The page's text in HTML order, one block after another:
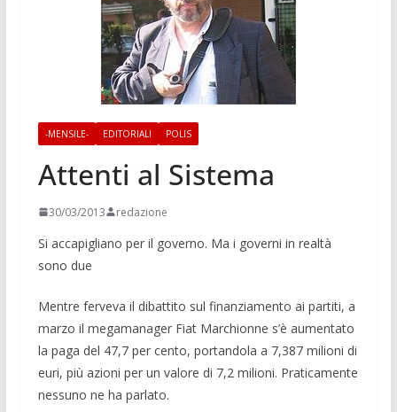
-MENSILE- EDITORIALI POLIS
Attenti al Sistema
30/03/2013 redazione
Si accapigliano per il governo. Ma i governi in realtà
sono due
Mentre ferveva il dibattito sul finanzia­mento ai partiti, a
marzo il megamanager Fiat Marchionne s’è aumentato
la paga del 47,7 per cento, portandola a 7,387 mi­lioni di
euri, più azioni per un valore di 7,2 mi­lioni. Praticamente
nessuno ne ha parla­to.